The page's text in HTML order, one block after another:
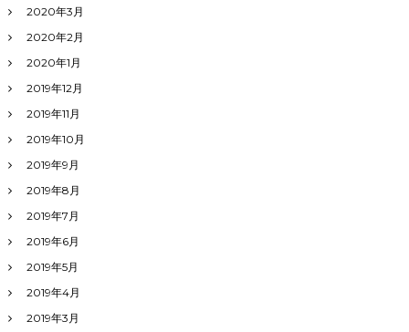
2020年3月
2020年2月
2020年1月
2019年12月
2019年11月
2019年10月
2019年9月
2019年8月
2019年7月
2019年6月
2019年5月
2019年4月
2019年3月